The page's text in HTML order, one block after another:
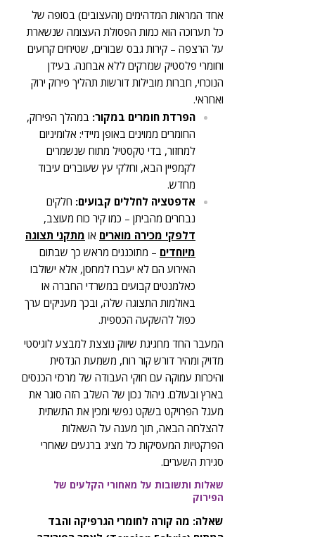
אחד המראות המדהימים (והעצובים) בסופה של
כל תערוכה הוא כמות הפסולת העצומה שנשארת
על הרצפה – קירות גבס שבורים, שטיחים קרועים
וחומרי פלסטיק שנזרקים ללא אבחנה. בעידן
הנוכחי, חברות מובילות דורשות תהליך פירוק ירוק
ואחראי.
הפרדת חומרים במקור: במהלך הפירוק,
החומרים ממוינים באופן מיידי: אלומיניום
למחזור, בדי טקסטיל מתוח שנשמרים
לקמפיין הבא, וחלקי עץ שעוברים עיבוד
מחדש.
אדפטציה לחללים קבועים: חלקים
נבחרים מהביתן – כמו קיר כוח מעוצב,
דלפקי מכירה מוארים או מתקני תצוגה
מיוחדים – מתוכננים מראש כך שבתום
האירוע הם לא יעברו למחסן, אלא ישולבו
כאלמנטים קבועים במשרדי החברה או
באולמות התצוגה שלה, ובכך מעניקים ערך
כפול להשקעה הכספית.
המעבר החד מחגיגת שיווק נוצצת למבצע לוגיסטי
מדויק ומהיר דורש קור רוח, משמעת הנדסית
והיכרות עמוקה עם חוקי העבודה של מרכזי הכנסים
בארץ ובעולם. ניהול נכון של השלב הזה סוגר את
מעגל הפרויקט בשקט נפשי ומכין את התשתית
להצלחה הבאה, תוך מענה על השאלות
הפרקטיות המעסיקות כל מציג ברגעים שאחרי
סגירת השערים.
שאלות ותשובות על מאחורי הקלעים של
הפירוק
שאלה: מה קורה לחומרי הגרפיקה והבד